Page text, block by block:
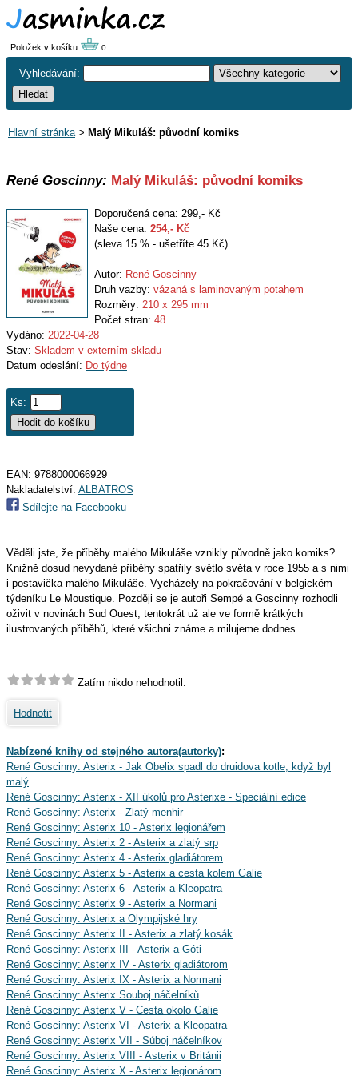
Položek v košíku 0
Vyhledávání:
Hlavní stránka> Malý Mikuláš: původní komiks
René Goscinny: Malý Mikuláš: původní komiks
Doporučená cena: 299,- Kč
Naše cena: 254,- Kč
(sleva 15 % - ušetříte 45 Kč)
Autor: René Goscinny
Druh vazby: vázaná s laminovaným potahem
Rozměry: 210 x 295 mm
Počet stran: 48
Vydáno: 2022-04-28
Stav: Skladem v externím skladu
Datum odeslání: Do týdne
Ks:
EAN: 9788000066929
Nakladatelství: ALBATROS
Sdílejte na Facebooku
Věděli jste, že příběhy malého Mikuláše vznikly původně jako komiks?
Knižně dosud nevydané příběhy spatřily světlo světa v roce 1955 a s nimi
i postavička malého Mikuláše. Vycházely na pokračování v belgickém
týdeníku Le Moustique. Později se je autoři Sempé a Goscinny rozhodli
oživit v novinách Sud Ouest, tentokrát už ale ve formě krátkých
ilustrovaných příběhů, které všichni známe a milujeme dodnes.
Zatím nikdo nehodnotil.
Hodnotit
Nabízené knihy od stejného autora(autorky):
René Goscinny: Asterix - Jak Obelix spadl do druidova kotle, když byl
malý
René Goscinny: Asterix - XII úkolů pro Asterixe - Speciální edice
René Goscinny: Asterix - Zlatý menhir
René Goscinny: Asterix 10 - Asterix legionářem
René Goscinny: Asterix 2 - Asterix a zlatý srp
René Goscinny: Asterix 4 - Asterix gladiátorem
René Goscinny: Asterix 5 - Asterix a cesta kolem Galie
René Goscinny: Asterix 6 - Asterix a Kleopatra
René Goscinny: Asterix 9 - Asterix a Normani
René Goscinny: Asterix a Olympijské hry
René Goscinny: Asterix II - Asterix a zlatý kosák
René Goscinny: Asterix III - Asterix a Góti
René Goscinny: Asterix IV - Asterix gladiátorom
René Goscinny: Asterix IX - Asterix a Normani
René Goscinny: Asterix Souboj náčelníků
René Goscinny: Asterix V - Cesta okolo Galie
René Goscinny: Asterix VI - Asterix a Kleopatra
René Goscinny: Asterix VII - Súboj náčelníkov
René Goscinny: Asterix VIII - Asterix v Británii
René Goscinny: Asterix X - Asterix legionárom